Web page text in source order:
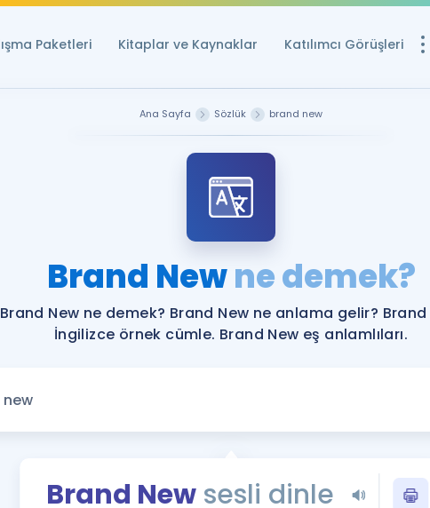
Paketleri Kitaplar ve Kaynaklar Katılımcı Görüşleri
Ücretsiz
YDS ve YÖKDİL
YDS ve YÖKDİL'e
Tüm ÖSYM
YDS - YÖKDİL
Ana Sayfa Sözlük brand new
Brand Newne demek?
Brand New ne demek? Brand New ne anlama gelir? Brand
İngilizce örnek cümle. Brand New eş anlamlıları.
Brand New sesli dinle